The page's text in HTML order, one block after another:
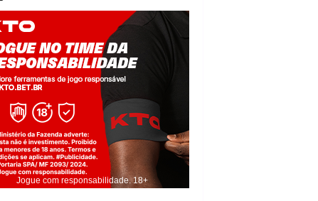
Jogue com responsabilidade. 18+